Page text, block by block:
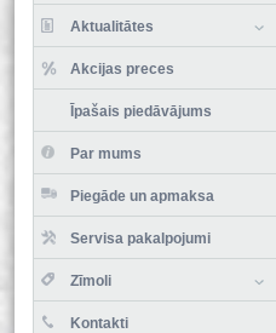
Aktualitātes
Akcijas preces
Īpašais piedāvājums
Par mums
Piegāde un apmaksa
Servisa pakalpojumi
Zīmoli
Kontakti